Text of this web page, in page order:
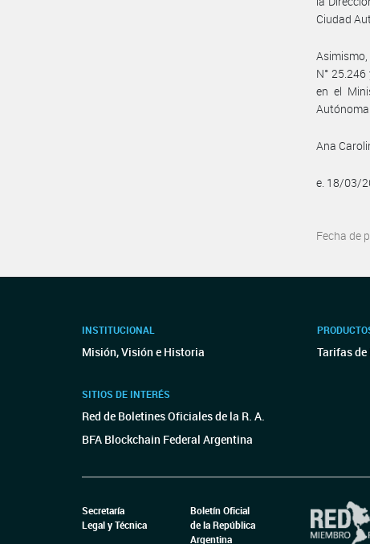
Ciudad
N°
en el
Autónoma
Ana
e. 18/03/
Fecha de
INSTITUCIONAL
Misión, Visión e Historia
SITIOS DE INTERÉS
Red de Boletines Oficiales de la R. A.
BFA Blockchain Federal Argentina
Tarifas
Secretaría
Legal y Técnica
Boletín Oficial
de la República
Argentina